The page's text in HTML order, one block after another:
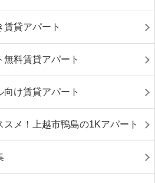
賃貸アパート
無料賃貸アパート
向け賃貸アパート
メ！上越市鴨島の1Kアパート